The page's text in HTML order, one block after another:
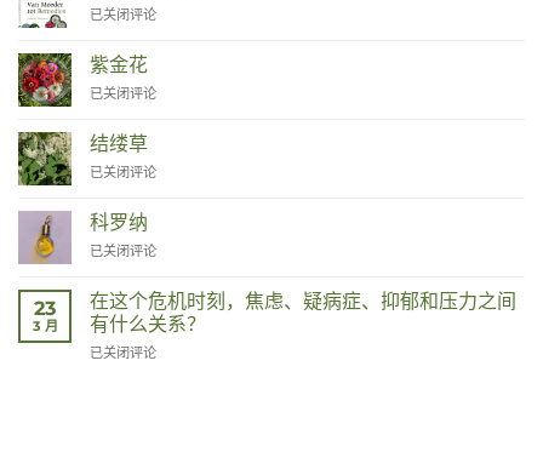
Van
tot
Remedies
已关闭评论
紫金花
Zinnia
已关闭评论
结缕草
Duizendknoop
已关闭评论
科罗纳
Corona
已关闭评论
23
3 月
在这个危机时刻，焦虑、疑病症、抑郁和压力之间
有什么关系？
Wat
已关闭评论